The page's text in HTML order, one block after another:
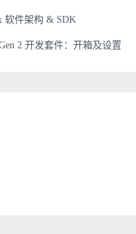
软件架构 & SDK
2 开发套件：开箱及设置